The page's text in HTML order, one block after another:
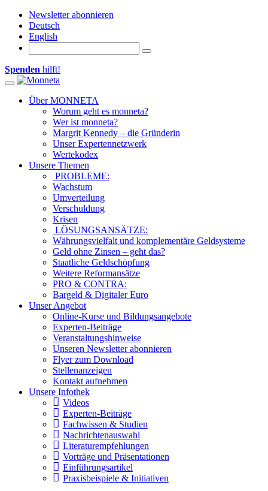
Newsletter abonnieren
Deutsch
English
Spenden hilft!
Toggle navigation
Über MONNETA
Worum geht es monneta?
Wer ist monneta?
Margrit Kennedy – die Gründerin
Unser Expertennetzwerk
Wertekodex
Unsere Themen
PROBLEME:
Wachstum
Umverteilung
Verschuldung
Krisen
LÖSUNGSANSÄTZE:
Währungsvielfalt und komplementäre Geldsysteme
Geld ohne Zinsen – geht das?
Staatliche Geldschöpfung
Weitere Reformansätze
PRO & CONTRA:
Bargeld & Digitaler Euro
Unser Angebot
Online-Kurse und Bildungsangebote
Experten-Beiträge
Veranstaltungshinweise
Unseren Newsletter abonnieren
Flyer zum Download
Stellenanzeigen
Kontakt aufnehmen
Unsere Infothek
Videos
Experten-Beiträge
Fachwissen & Studien
Nachrichtenauswahl
Literaturempfehlungen
Vorträge und Präsentationen
Einführungsartikel
Praxisbeispiele & Initiativen